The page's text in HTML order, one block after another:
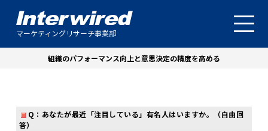
マーケティングリサーチ事業部
組織のパフォーマンス向上と意思決定の精度を高める
Q： あなたが最近「注目している」有名人はいますか。（自由回
答）